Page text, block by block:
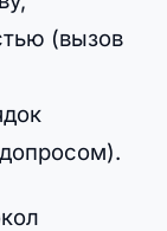
(вызов